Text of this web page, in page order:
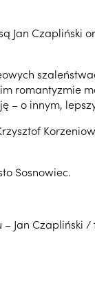
Jan
romantyzmie
– o innym,
Sosnowiec.
Jan Czapliński